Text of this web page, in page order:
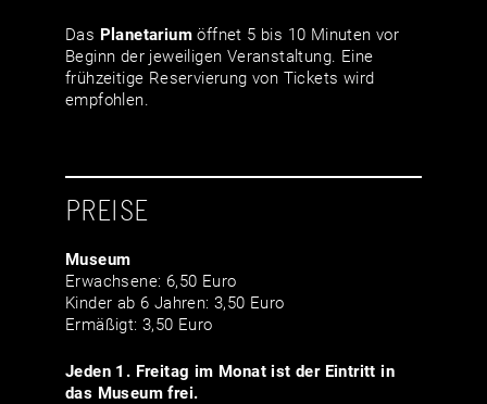
Das Planetarium öffnet 5 bis 10 Minuten vor
Beginn der jeweiligen Veranstaltung. Eine
frühzeitige Reservierung von Tickets wird
empfohlen.
PREISE
Museum
Erwachsene: 6,50 Euro
Kinder ab 6 Jahren: 3,50 Euro
Ermäßigt: 3,50 Euro
Jeden 1. Freitag im Monat ist der Eintritt in
das Museum frei.